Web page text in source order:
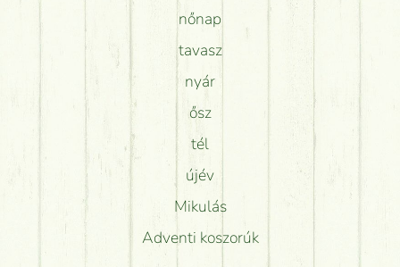
nőnap
tavasz
nyár
ősz
tél
újév
Mikulás
Adventi koszorúk